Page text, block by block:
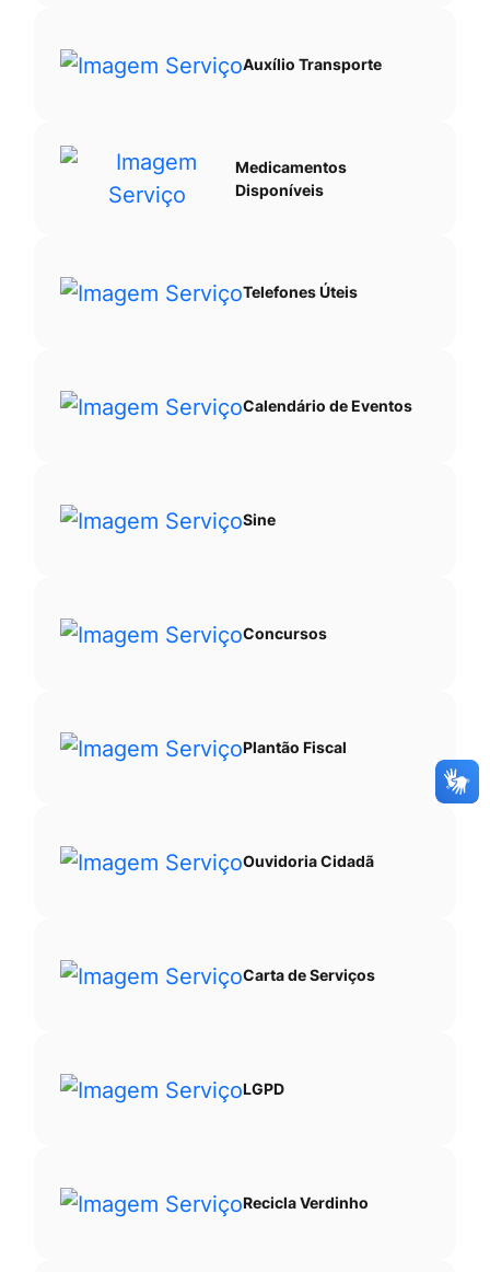
Auxílio Transporte
Medicamentos
Disponíveis
Telefones Úteis
Calendário de Eventos
Sine
Concursos
Plantão Fiscal
Ouvidoria Cidadã
Carta de Serviços
LGPD
Recicla Verdinho